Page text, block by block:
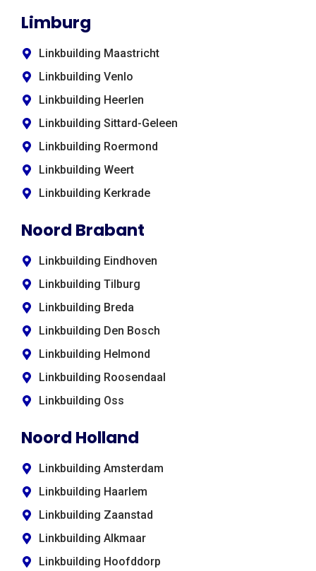
Limburg
Linkbuilding Maastricht
Linkbuilding Venlo
Linkbuilding Heerlen
Linkbuilding Sittard-Geleen
Linkbuilding Roermond
Linkbuilding Weert
Linkbuilding Kerkrade
Noord Brabant
Linkbuilding Eindhoven
Linkbuilding Tilburg
Linkbuilding Breda
Linkbuilding Den Bosch
Linkbuilding Helmond
Linkbuilding Roosendaal
Linkbuilding Oss
Noord Holland
Linkbuilding Amsterdam
Linkbuilding Haarlem
Linkbuilding Zaanstad
Linkbuilding Alkmaar
Linkbuilding Hoofddorp